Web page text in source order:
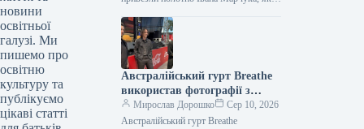
новини
освітньої
галузі. Ми
пишемо про
освітню
культуру та
публікуємо
цікаві статті
полярникам Фото 09.08.2026 15:27
Укрінформ На антарктичну станцію…
Австралійський гурт Breathe
використав фотографії з
концерту в Києві для
обкладинки платівки.
Мирослав Дорошко
Сер 10, 2026
Австралійський гурт Breathe